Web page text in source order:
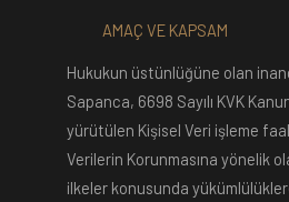
AMAÇ VE KAPSAM
Hukukun üstünlüğüne olan
Sapanca, 6698 Sayılı KVK
yürütülen Kişisel Veri işleme
Verilerin Korunmasına yönelik
ilkeler konusunda